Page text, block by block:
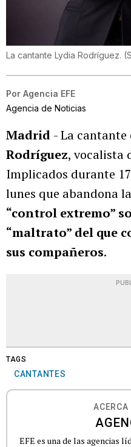
La cantante Lydia Rodríguez. (
Por Agencia EFE
Agencia de Noticias
Madrid - La cantante
Rodríguez, vocalista
Implicados durante
lunes que abandona
“control extremo”
“maltrato” del que
sus compañeros.
TAGS
CANTANTES
ACERCA
EFE es una de las agencias